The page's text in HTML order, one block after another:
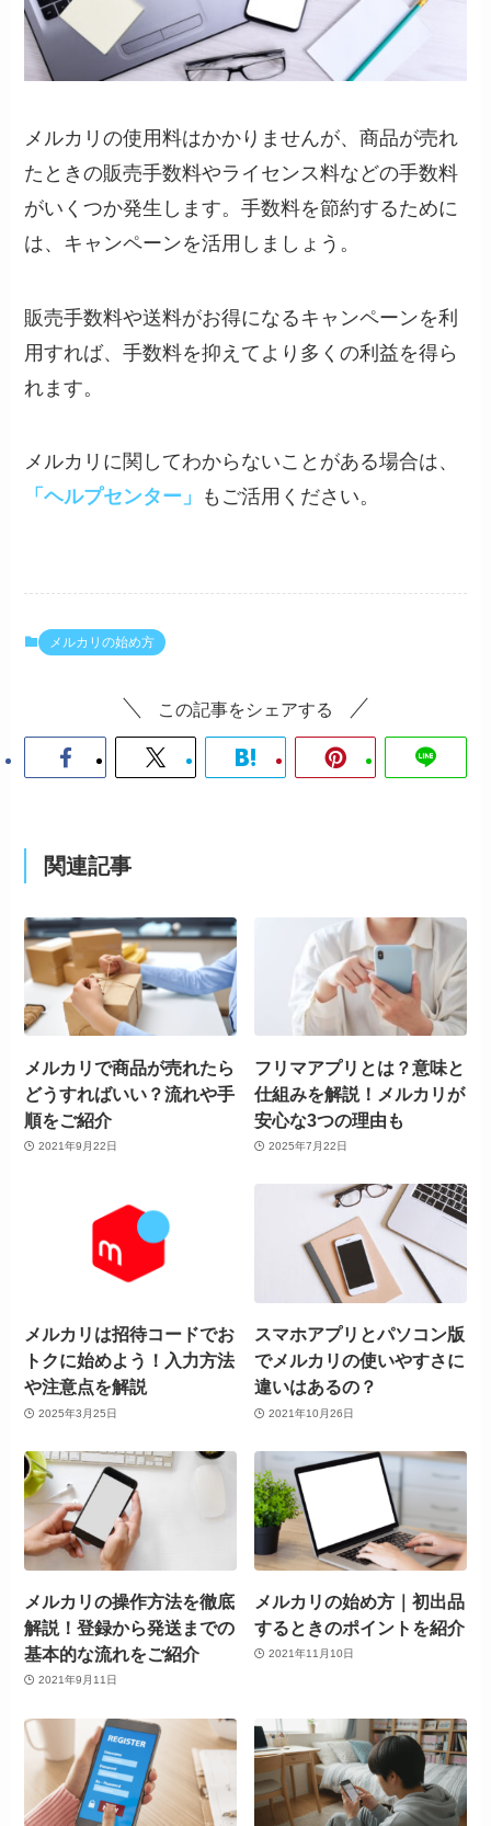
メルカリの使用料はかかりませんが、商品が売れ
たときの販売手数料やライセンス料などの手数料
がいくつか発生します。手数料を節約するために
は、キャンペーンを活用しましょう。
販売手数料や送料がお得になるキャンペーンを利
用すれば、手数料を抑えてより多くの利益を得ら
れます。
メルカリに関してわからないことがある場合は、
「ヘルプセンター」
もご活用ください。
メルカリの始め方
この記事をシェアする
関連記事
メルカリで商品が売れたら
どうすればいい？流れや手
順をご紹介
2021年9月22日
フリマアプリとは？意味と
仕組みを解説！メルカリが
安心な3つの理由も
2025年7月22日
メルカリは招待コードでお
トクに始めよう！入力方法
や注意点を解説
2025年3月25日
スマホアプリとパソコン版
でメルカリの使いやすさに
違いはあるの？
2021年10月26日
メルカリの操作方法を徹底
解説！登録から発送までの
基本的な流れをご紹介
2021年9月11日
メルカリの始め方｜初出品
するときのポイントを紹介
2021年11月10日